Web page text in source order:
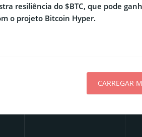
resiliência do $BTC, que pode
o projeto Bitcoin Hyper.
CARREGAR